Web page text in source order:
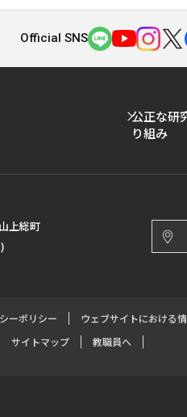
Official SNS
公正な研
り組み
上総町
ーポリシー
ウェブサイトにおける
サイトマップ
教職員へ